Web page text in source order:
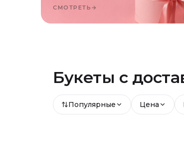
СМОТРЕТЬ →
Букеты с
Популярные Цена